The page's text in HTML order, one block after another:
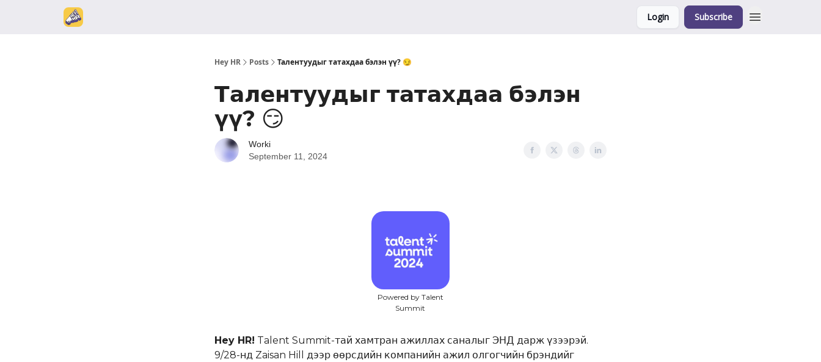
Login Subscribe
Hey HR Posts Талентуудыг татахдаа бэлэн үү? 😏
Талентуудыг татахдаа бэлэн
үү? 😏
Worki
September 11, 2024
Powered by Talent
Summit
Hey HR! Talent Summit-тай хамтран ажиллах саналыг ЭНД дарж үзээрэй.
9/28-нд Zaisan Hill дээр өөрсдийн компанийн ажил олгогчийн брэндийг